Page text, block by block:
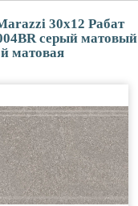
30x12 Рабат
серый матовый
матовая